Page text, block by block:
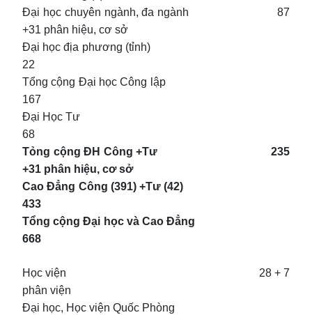
Đại học chuyên ngành, đa ngành 87
+31 phân hiệu, cơ sở
Đại học địa phương (tỉnh)
22
Tổng cộng Đại học Công lập
167
Đại Học Tư
68
Tỏng cộng ĐH Công +Tư 235
+31 phân hiệu, cơ sở
Cao Đẳng Công (391) +Tư (42)
433
Tổng cộng Đại học và Cao Đẳng
668
Học viện 28 + 7
phân viện
Đại học, Học viện Quốc Phòng